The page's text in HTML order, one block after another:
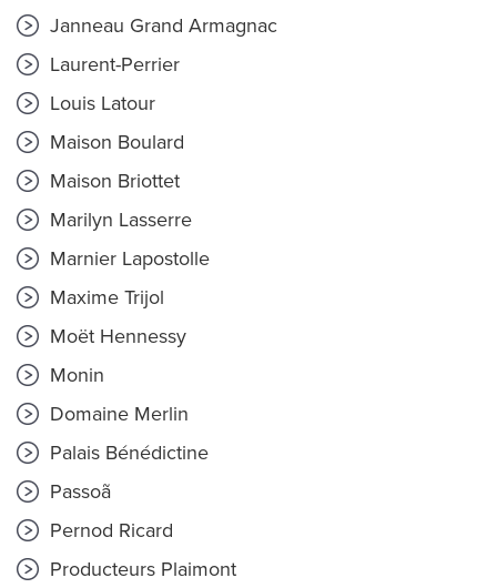
Janneau Grand Armagnac
Laurent-Perrier
Louis Latour
Maison Boulard
Maison Briottet
Marilyn Lasserre
Marnier Lapostolle
Maxime Trijol
Moët Hennessy
Monin
Domaine Merlin
Palais Bénédictine
Passoã
Pernod Ricard
Producteurs Plaimont